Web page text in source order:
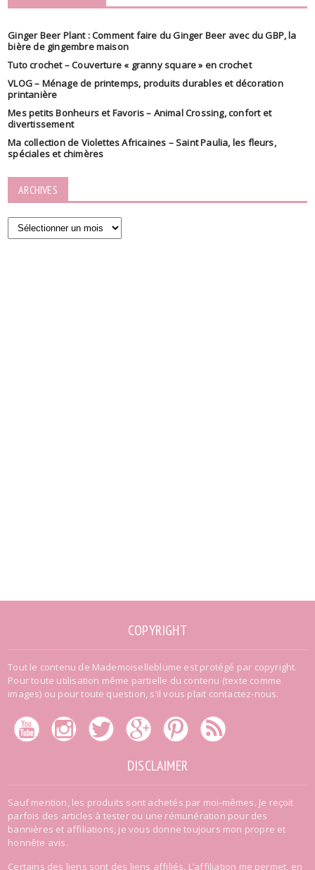
Ginger Beer Plant : Comment faire du Ginger Beer avec du GBP, la
bière de gingembre maison
Tuto crochet – Couverture « granny square » en crochet
VLOG – Ménage de printemps, produits durables et décoration
printanière
Mes petits Bonheurs et Favoris – Animal Crossing, confort et
divertissement
Ma collection de Violettes Africaines – Saint Paulia, les fleurs,
spéciales et chimères
ARCHIVES
Archives
COPYRIGHT
Tout le contenu de Mademoiselleblume est protégé par copyright.
Pour toute utilisation même partielle du contenu (texte comme
images) ou pour toute question, s’il vous plait contactez-nous.
DISCLAIMER
Sauf mention, les produits sont achetés par moi-mêmes. Je reçoit
parfois des articles à tester ou une rémunération pour des
bannières et affiliations, je vous donne toujours mon propre et
honnête avis.
Certains des liens sont des liens affiliés. L’affiliation me permet, en